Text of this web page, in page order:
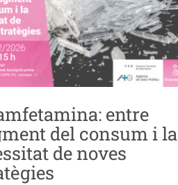
entre
del consum i la
de noves